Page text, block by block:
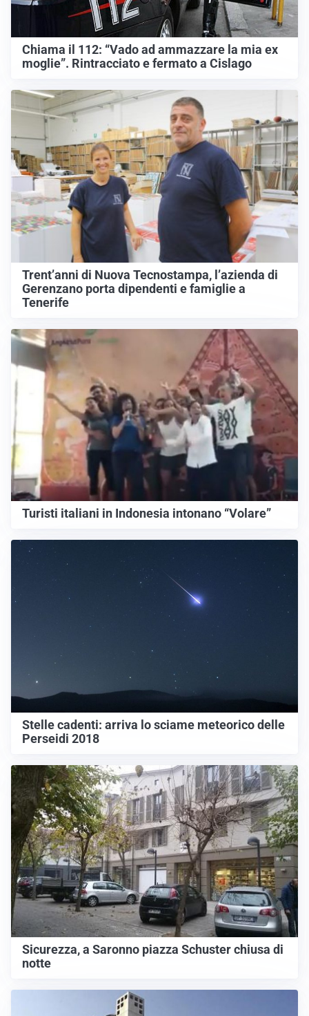
Chiama il 112: “Vado ad ammazzare la mia ex
moglie”. Rintracciato e fermato a Cislago
Trent’anni di Nuova Tecnostampa, l’azienda di
Gerenzano porta dipendenti e famiglie a
Tenerife
Turisti italiani in Indonesia intonano “Volare”
Stelle cadenti: arriva lo sciame meteorico delle
Perseidi 2018
Sicurezza, a Saronno piazza Schuster chiusa di
notte